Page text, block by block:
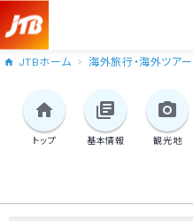
JTBホーム 海外旅行・海外ツアー
トップ 基本情報 観光地